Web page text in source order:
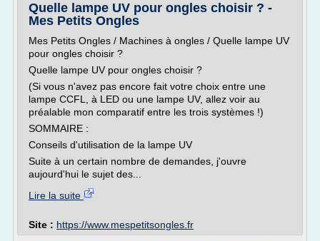
Quelle lampe UV pour ongles choisir ? -
Mes Petits Ongles
Mes Petits Ongles / Machines à ongles / Quelle lampe UV
pour ongles choisir ?
Quelle lampe UV pour ongles choisir ?
(Si vous n'avez pas encore fait votre choix entre une
lampe CCFL, à LED ou une lampe UV, allez voir au
préalable mon comparatif entre les trois systèmes !)
SOMMAIRE :
Conseils d'utilisation de la lampe UV
Suite à un certain nombre de demandes, j'ouvre
aujourd'hui le sujet des...
Lire la suite
Site : https://www.mespetitsongles.fr